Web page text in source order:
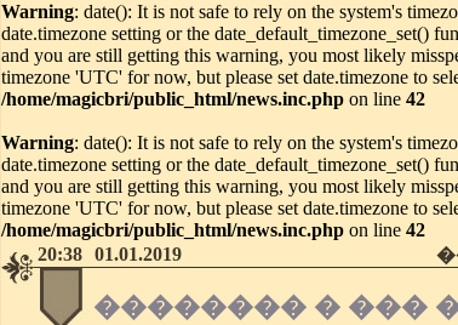
Warning: date(): It is not safe to rely on the system's
date.timezone setting or the date_default_timezone_set()
and you are still getting this warning, you most likely
timezone 'UTC' for now, but please set date.timezone to
/home/magicbri/public_html/news.inc.php on line 42
Warning: date(): It is not safe to rely on the system's
date.timezone setting or the date_default_timezone_set()
and you are still getting this warning, you most likely
timezone 'UTC' for now, but please set date.timezone to
/home/magicbri/public_html/news.inc.php on line 42
20:38 01.01.2019
�������� � ���